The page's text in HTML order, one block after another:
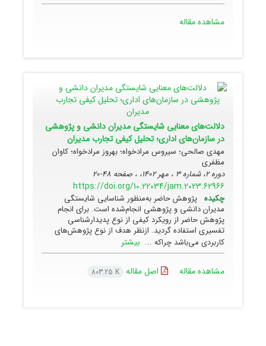
مشاهده مقاله
دلالت‌های معنایی شایستگی مدیران دانشی و پژوهشی
در سازمان‌های اداری؛ تحلیل کیفی تجارب مدیران
مهدی صالحی؛ سیروس مرادخواه؛ بهروز مرادخواه؛ کاوان
مظفری
دوره 2، شماره 3 ، مهر 1402، ، صفحه
48-20
https://doi.org/10.22034/jam.2023.62966
چکیده پژوهش حاضر به‌منظور شناسایی شایستگی
مدیران دانشی و پژوهشی انجام‌شده است. برای انجام
پژوهش حاضر از رویکرد کیفی از نوع پدیدارشناسی
تفسیری استفاده گردید. ازنظر هدف از نوع پژوهش‌های
کاربردی می‌باشد چراکه ... بیشتر
مشاهده مقاله اصل مقاله 803.25 K